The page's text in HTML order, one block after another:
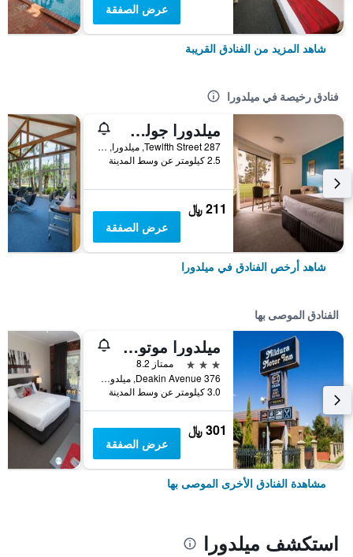
عرض الصفقة
شاهد المزيد من الفنادق القريبة
فنادق رخيصة في ميلدورا
ميلدورا جولف ريزورت
287 Tewlfth Street, ميلدورا, VIC, أستراليا
2.5 كيلومتر عن وسط المدينة
211 ﷼
عرض الصفقة
شاهد أرخص الفنادق في ميلدورا
الفنادق الموصى بها
ميلدورا موتور إن جولدن تشاين
3 نجوم
ممتاز 8.2
376 Deakin Avenue, ميلدورا, VIC, أستراليا
3.0 كيلومتر عن وسط المدينة
301 ﷼
عرض الصفقة
مشاهدة الفنادق الأخرى الموصى بها
استكشف ميلدورا